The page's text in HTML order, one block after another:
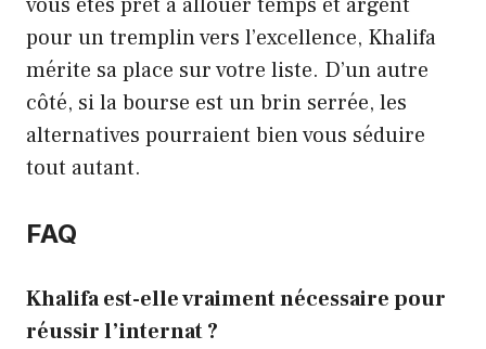
pour un tremplin vers l’excellence, Khalifa
mérite sa place sur votre liste. D’un autre
côté, si la bourse est un brin serrée, les
alternatives pourraient bien vous séduire
tout autant.
FAQ
Khalifa est-elle vraiment nécessaire pour
réussir l’internat ?